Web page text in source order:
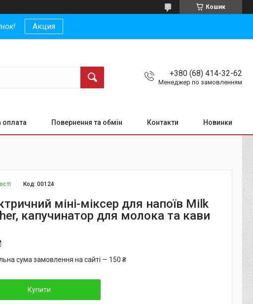
Кошик
Акция
+380 (68) 414-32-62
Менеджер по замовленням
оплата Повернення та обмін Контакти Новинки
Код:00124
міні-міксер для напоїв Milk
капучинатор для молока та кави
сума замовлення на сайті — 150 ₴
Купити